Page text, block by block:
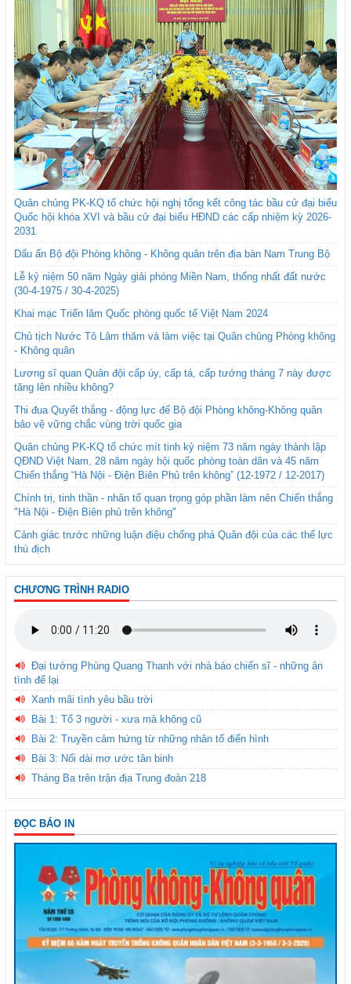
Quân chủng PK-KQ tổ chức hội nghị tổng kết công tác bầu cử đại biểu
Quốc hội khóa XVI và bầu cử đại biểu HĐND các cấp nhiệm kỳ 2026-
2031
Dấu ấn Bộ đội Phòng không - Không quân trên địa bàn Nam Trung Bộ
Lễ kỷ niệm 50 năm Ngày giải phóng Miền Nam, thống nhất đất nước
(30-4-1975 / 30-4-2025)
Khai mạc Triển lãm Quốc phòng quốc tế Việt Nam 2024
Chủ tịch Nước Tô Lâm thăm và làm việc tại Quân chủng Phòng không
- Không quân
Lương sĩ quan Quân đội cấp úy, cấp tá, cấp tướng tháng 7 này được
tăng lên nhiều không?
Thi đua Quyết thắng - động lực để Bộ đội Phòng không-Không quân
bảo vệ vững chắc vùng trời quốc gia
Quân chủng PK-KQ tổ chức mít tinh kỷ niệm 73 năm ngày thành lập
QĐND Việt Nam, 28 năm ngày hội quốc phòng toàn dân và 45 năm
Chiến thắng “Hà Nội - Điện Biên Phủ trên không” (12-1972 / 12-2017)
Chính trị, tinh thần - nhân tố quan trọng góp phần làm nên Chiến thắng
"Hà Nội - Điện Biên phủ trên không"
Cảnh giác trước những luận điệu chống phá Quân đội của các thế lực
thù địch
CHƯƠNG TRÌNH RADIO
Đại tướng Phùng Quang Thanh với nhà báo chiến sĩ - những ân
tình để lại
Xanh mãi tình yêu bầu trời
Bài 1: Tổ 3 người - xưa mà không cũ
Bài 2: Truyền cảm hứng từ những nhân tố điển hình
Bài 3: Nối dài mơ ước tân binh
Tháng Ba trên trận địa Trung đoàn 218
ĐỌC BÁO IN